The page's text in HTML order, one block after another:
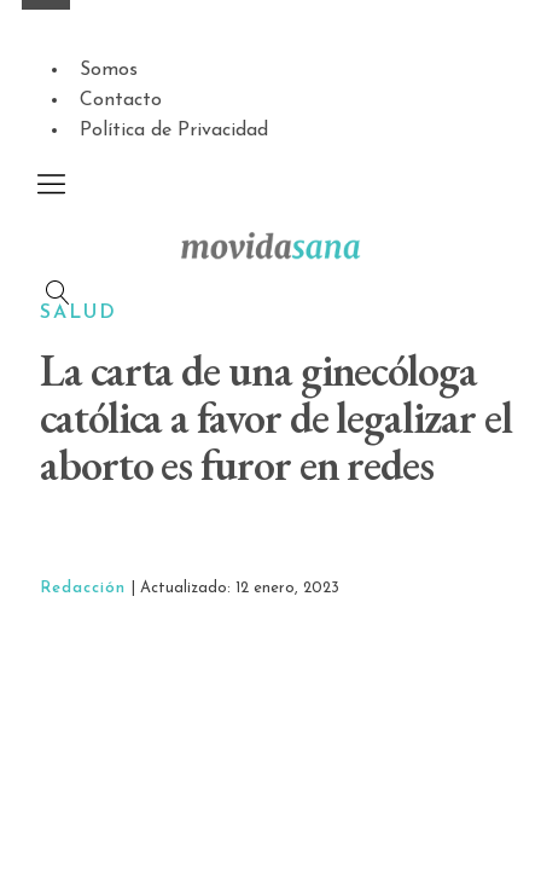
Somos
Contacto
Política de Privacidad
SALUD
La carta de una ginecóloga
católica a favor de legalizar el
aborto es furor en redes
Redacción | Actualizado: 12 enero, 2023